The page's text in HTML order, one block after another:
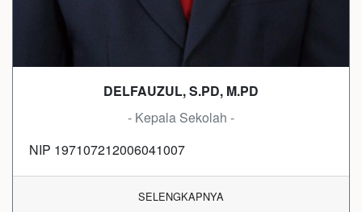
DELFAUZUL, S.PD, M.PD
- Kepala Sekolah -
NIP 197107212006041007
SELENGKAPNYA